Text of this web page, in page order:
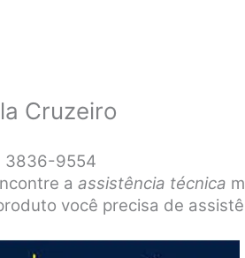
Cruzeiro
3836-9554
a assistência técnica
você precisa de